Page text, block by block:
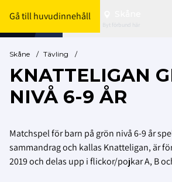
Gå till huvudinnehåll
Byt förbund här
Skåne / Tävling /
KNATTELIGAN
NIVÅ 6-9 ÅR
Matchspel för barn på grön nivå 6-9 år
sammandrag och kallas Knatteligan, är
2019 och delas upp i flickor/pojkar A, B